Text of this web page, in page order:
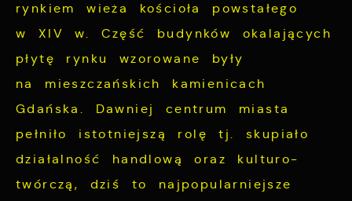
rynkiem wieża kościoła powstałego
w XIV w. Część budynków okalających
płytę rynku wzorowane były
na mieszczańskich kamienicach
Gdańska. Dawniej centrum miasta
pełniło istotniejszą rolę tj. skupiało
działalność handlową oraz kulturo-
twórczą, dziś to najpopularniejsze